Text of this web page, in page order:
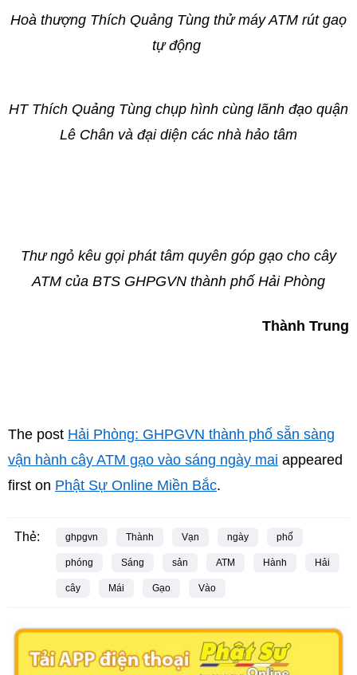
Hoà thượng Thích Quảng Tùng thử máy ATM rút gaọ
tự động
HT Thích Quảng Tùng chụp hình cùng lãnh đạo quận
Lê Chân và đại diện các nhà hảo tâm
Thư ngỏ kêu gọi phát tâm quyên góp gạo cho cây
ATM của BTS GHPGVN thành phố Hải Phòng
Thành Trung
The post Hải Phòng: GHPGVN thành phố sẵn sàng
vận hành cây ATM gạo vào sáng ngày mai appeared
first on Phật Sự Online Miền Bắc.
Thẻ: ghpgvn Thành Vạn ngày phố
phóng Sáng sản ATM Hành Hải
cây Mái Gạo Vào